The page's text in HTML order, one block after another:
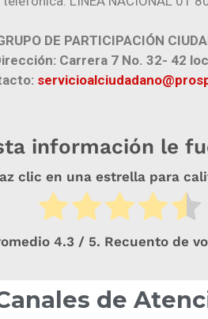
DE PARTICIPACIÓN
Carrera 7 No. 32- 42
información le
clic en una estrella para
4.3 / 5. Recuento de
de